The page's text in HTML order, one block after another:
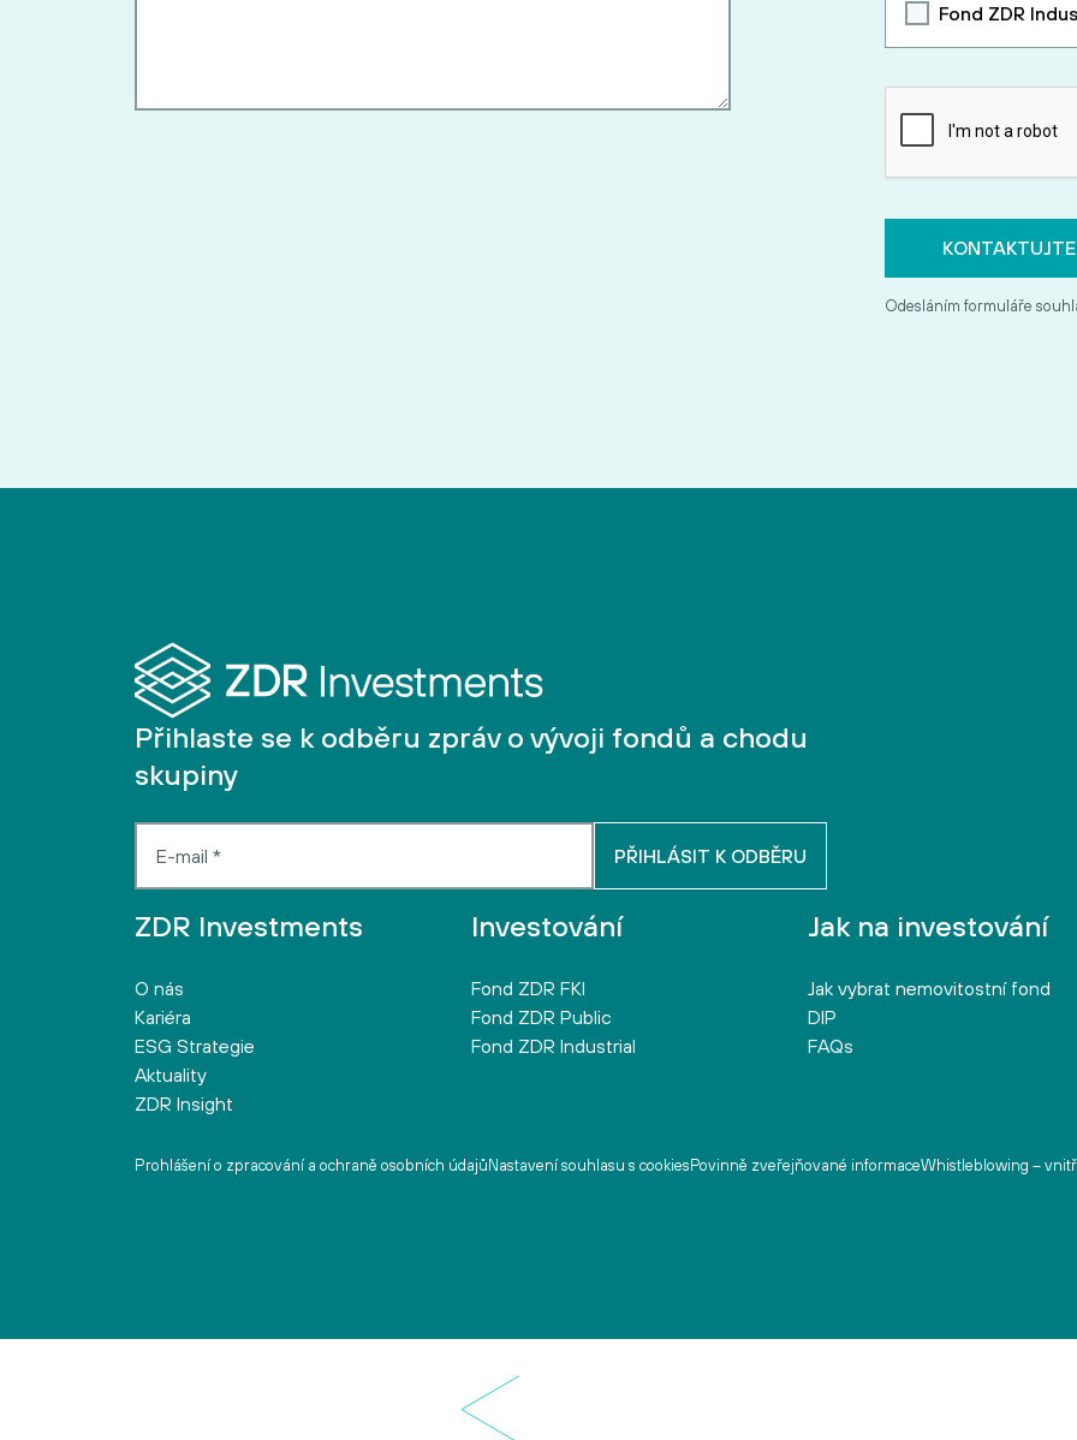
Fond ZDR
Odesláním formuláře
Přihlaste se k odběru zpráv o vývoji fondů a chodu
skupiny
ZDR Investments
O nás
Kariéra
ESG Strategie
Aktuality
ZDR Insight
Investování
Fond ZDR FKI
Fond ZDR Public
Fond ZDR Industrial
Jak na investování
Jak vybrat nemovitostní fond
DIP
FAQs
Prohlášení o zpracování a ochraně osobních údajů Nastavení souhlasu s cookies Povinně zveřejňované informaceWhistleblowing –